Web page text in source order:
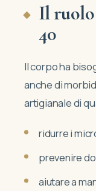
Il ruolo
40
Il corpo ha
anche di
artigianale di
ridurre i
prevenire
aiutare a